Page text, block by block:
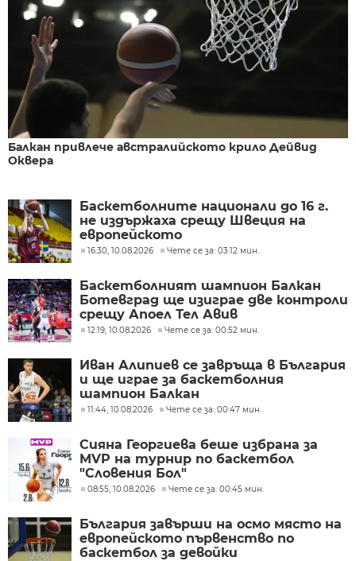
Балкан привлече австралийското крило Дейвид
Оквера
Баскетболните национали до 16 г.
не издържаха срещу Швеция на
европейското
16:30, 10.08.2026 Чете се за: 03:12 мин.
Баскетболният шампион Балкан
Ботевград ще изиграе две контроли
срещу Апоел Тел Авив
12:19, 10.08.2026 Чете се за: 00:52 мин.
Иван Алипиев се завръща в България
и ще играе за баскетболния
шампион Балкан
11:44, 10.08.2026 Чете се за: 00:47 мин.
Сияна Георгиева беше избрана за
MVP на турнир по баскетбол
"Словения Бол"
08:55, 10.08.2026 Чете се за: 00:45 мин.
България завърши на осмо място на
европейското първенство по
баскетбол за девойки